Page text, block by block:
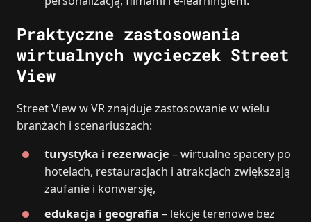
Praktyczne zastosowania
wirtualnych wycieczek Street
View
Street View w VR znajduje zastosowanie w wielu
branżach i scenariuszach:
turystyka i rezerwacje – wirtualne spacery po
hotelach, restauracjach i atrakcjach zwiększają
zaufanie i konwersję,
edukacja i geografia – lekcje terenowe bez